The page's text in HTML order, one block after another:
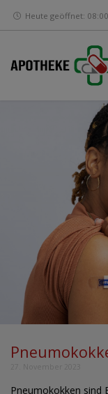
Heute geöffnet:
Pneumokokken sind